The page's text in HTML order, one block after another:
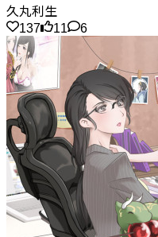
久丸利生
137
11 6